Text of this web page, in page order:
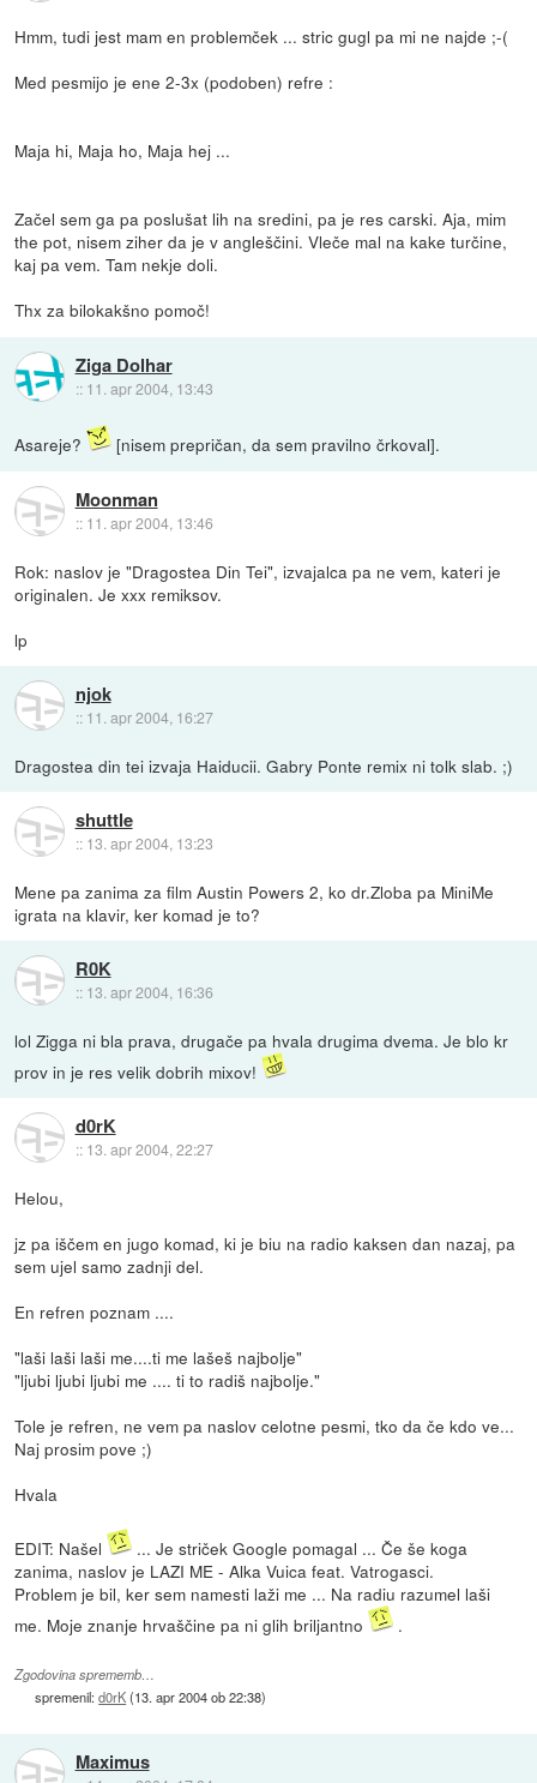
Hmm, tudi jest mam en problemček ... stric gugl pa mi ne najde ;-(
Med pesmijo je ene 2-3x (podoben) refre :
Maja hi, Maja ho, Maja hej ...
Začel sem ga pa poslušat lih na sredini, pa je res carski. Aja, mim
the pot, nisem ziher da je v angleščini. Vleče mal na kake turčine,
kaj pa vem. Tam nekje doli.
Thx za bilokakšno pomoč!
Ziga Dolhar
:: 11. apr 2004, 13:43
Asareje? [nisem prepričan, da sem pravilno črkoval].
Moonman
:: 11. apr 2004, 13:46
Rok: naslov je "Dragostea Din Tei", izvajalca pa ne vem, kateri je
originalen. Je xxx remiksov.
lp
njok
:: 11. apr 2004, 16:27
Dragostea din tei izvaja Haiducii. Gabry Ponte remix ni tolk slab. ;)
shuttle
:: 13. apr 2004, 13:23
Mene pa zanima za film Austin Powers 2, ko dr.Zloba pa MiniMe
igrata na klavir, ker komad je to?
R0K
:: 13. apr 2004, 16:36
lol Zigga ni bla prava, drugače pa hvala drugima dvema. Je blo kr
prov in je res velik dobrih mixov!
d0rK
:: 13. apr 2004, 22:27
Helou,
jz pa iščem en jugo komad, ki je biu na radio kaksen dan nazaj, pa
sem ujel samo zadnji del.
En refren poznam ....
"laši laši laši me....ti me lašeš najbolje"
"ljubi ljubi ljubi me .... ti to radiš najbolje."
Tole je refren, ne vem pa naslov celotne pesmi, tko da če kdo ve...
Naj prosim pove ;)
Hvala
EDIT: Našel
... Je striček Google pomagal ... Če še koga
zanima, naslov je LAZI ME - Alka Vuica feat. Vatrogasci.
Problem je bil, ker sem namesti laži me ... Na radiu razumel laši
me. Moje znanje hrvaščine pa ni glih briljantno
.
Zgodovina sprememb…
spremenil:d0rK(13. apr 2004 ob 22:38)
Maximus